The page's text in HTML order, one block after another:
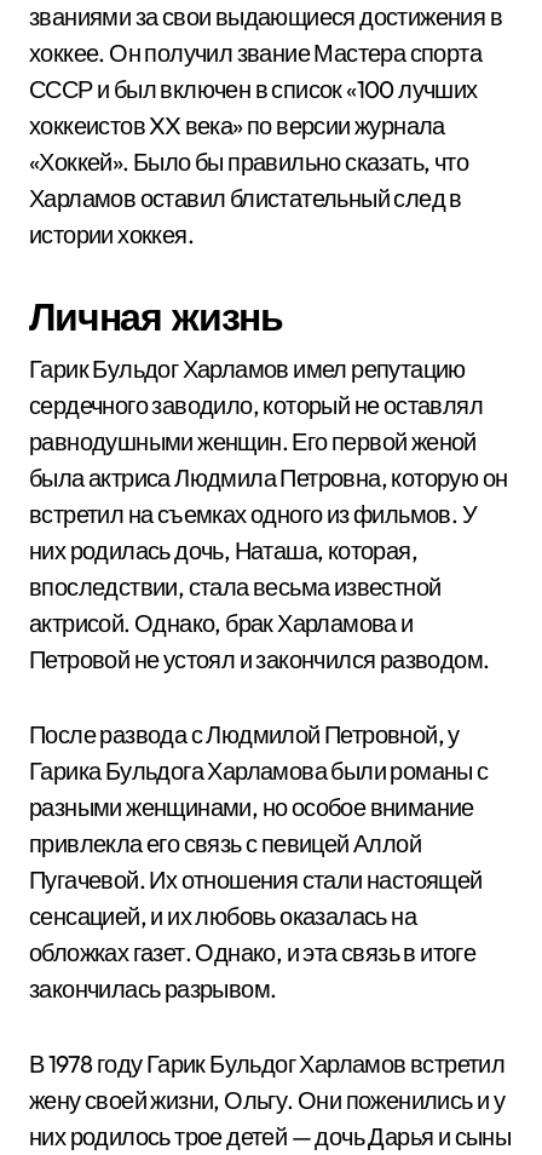
званиями за свои выдающиеся достижения в
хоккее. Он получил звание Мастера спорта
СССР и был включен в список «100 лучших
хоккеистов XX века» по версии журнала
«Хоккей». Было бы правильно сказать, что
Харламов оставил блистательный след в
истории хоккея.
Личная жизнь
Гарик Бульдог Харламов имел репутацию
сердечного заводило, который не оставлял
равнодушными женщин. Его первой женой
была актриса Людмила Петровна, которую он
встретил на съемках одного из фильмов. У
них родилась дочь, Наташа, которая,
впоследствии, стала весьма известной
актрисой. Однако, брак Харламова и
Петровой не устоял и закончился разводом.
После развода с Людмилой Петровной, у
Гарика Бульдога Харламова были романы с
разными женщинами, но особое внимание
привлекла его связь с певицей Аллой
Пугачевой. Их отношения стали настоящей
сенсацией, и их любовь оказалась на
обложках газет. Однако, и эта связь в итоге
закончилась разрывом.
В 1978 году Гарик Бульдог Харламов встретил
жену своей жизни, Ольгу. Они поженились и у
них родилось трое детей — дочь Дарья и сыны